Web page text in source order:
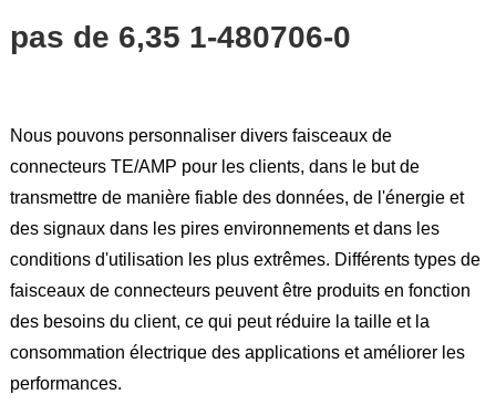
pas de 6,35 1-480706-0
Nous pouvons personnaliser divers faisceaux de
connecteurs TE/AMP pour les clients, dans le but de
transmettre de manière fiable des données, de l'énergie et
des signaux dans les pires environnements et dans les
conditions d'utilisation les plus extrêmes. Différents types de
faisceaux de connecteurs peuvent être produits en fonction
des besoins du client, ce qui peut réduire la taille et la
consommation électrique des applications et améliorer les
performances.